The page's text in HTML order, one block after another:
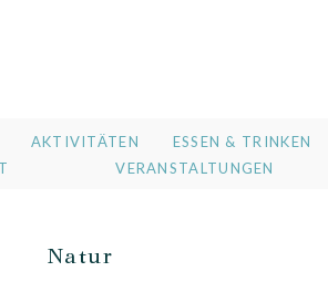
AKTIVITÄTEN
ESSEN & TRINKEN
VERANSTALTUNGEN
Natur